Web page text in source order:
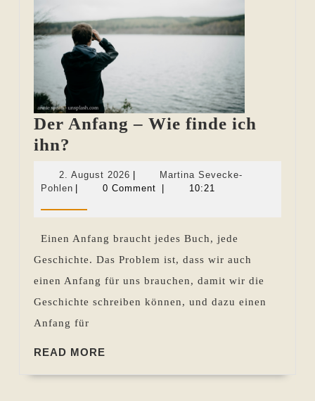
Der Anfang – Wie finde ich
ihn?
–
Wie
2. August 2026 2.
August
|
Martina Sevecke-
Pohlen Martina
Pohlen
| 0 Comment | 10:21
Einen Anfang braucht jedes Buch, jede
Geschichte. Das Problem ist, dass wir auch
einen Anfang für uns brauchen, damit wir die
Geschichte schreiben können, und dazu einen
Anfang für
READ MORE